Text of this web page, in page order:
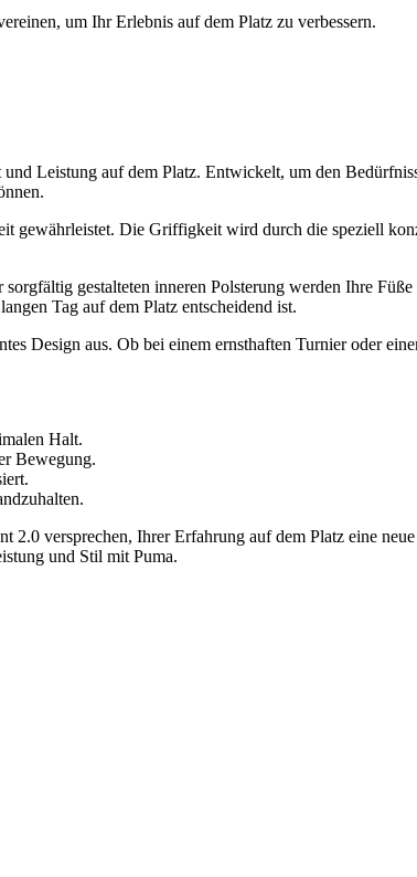
um Ihr Erlebnis auf dem Platz zu verbessern.
Leistung auf dem Platz. Entwickelt, um den
gewährleistet. Die Griffigkeit wird durch die speziell
gestalteten inneren Polsterung werden Ihre
Tag auf dem Platz entscheidend ist.
Design aus. Ob bei einem ernsthaften Turnier oder
Halt.
Bewegung.
versprechen, Ihrer Erfahrung auf dem Platz eine
und Stil mit Puma.